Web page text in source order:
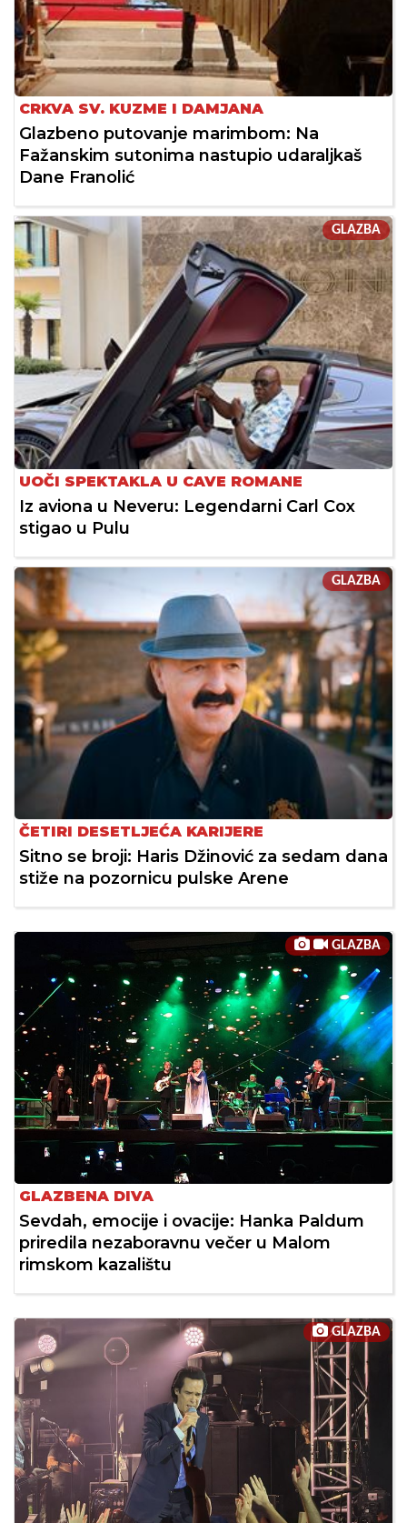
CRKVA SV. KUZME I DAMJANA
Glazbeno putovanje marimbom: Na
Fažanskim sutonima nastupio udaraljkaš
Dane Franolić
GLAZBA
UOČI SPEKTAKLA U CAVE ROMANE
Iz aviona u Neveru: Legendarni Carl Cox
stigao u Pulu
GLAZBA
ČETIRI DESETLJEĆA KARIJERE
Sitno se broji: Haris Džinović za sedam dana
stiže na pozornicu pulske Arene
GLAZBA
GLAZBENA DIVA
Sevdah, emocije i ovacije: Hanka Paldum
priredila nezaboravnu večer u Malom
rimskom kazalištu
GLAZBA